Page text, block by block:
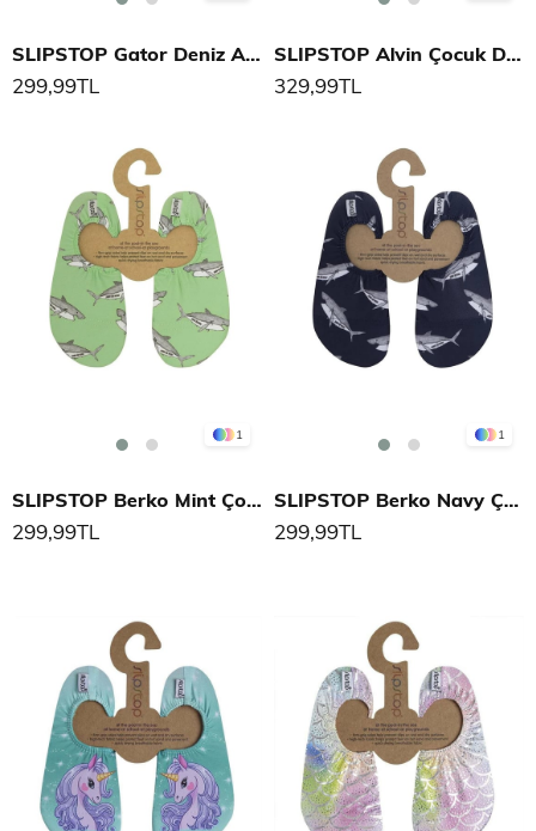
SLIPSTOP Gator Deniz Ayakkabısı
299,99TL
SLIPSTOP Alvin Çocuk Deniz Ayakkabısı
329,99TL
1
SLIPSTOP Berko Mint Çocuk Deniz Ayakkabısı
299,99TL
1
SLIPSTOP Berko Navy Çocuk Deniz Ayakkabısı
299,99TL